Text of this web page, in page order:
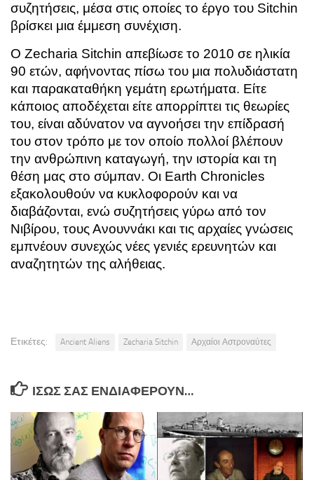
συζητήσεις, μέσα στις οποίες το έργο του Sitchin
βρίσκει μια έμμεση συνέχιση.
Ο Zecharia Sitchin απεβίωσε το 2010 σε ηλικία
90 ετών, αφήνοντας πίσω του μια πολυδιάστατη
και παρακαταθήκη γεμάτη ερωτήματα. Είτε
κάποιος αποδέχεται είτε απορρίπτει τις θεωρίες
του, είναι αδύνατον να αγνοήσει την επίδρασή
του στον τρόπο με τον οποίο πολλοί βλέπουν
την ανθρώπινη καταγωγή, την ιστορία και τη
θέση μας στο σύμπαν. Οι Earth Chronicles
εξακολουθούν να κυκλοφορούν και να
διαβάζονται, ενώ συζητήσεις γύρω από τον
Νιβίρου, τους Ανουννάκι και τις αρχαίες γνώσεις
εμπνέουν συνεχώς νέες γενιές ερευνητών και
αναζητητών της αλήθειας.
Ετικέτες: Ancient Aliens Zecharia Sitchin Αρχαίοι Αστροναύτες
ΊΣΩΣ ΣΑΣ ΕΝΔΙΑΦΈΡΟΥΝ…